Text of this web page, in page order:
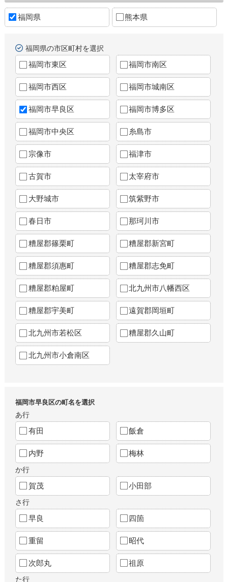
福岡県 熊本県
福岡県の市区町村を選択
福岡市東区 福岡市南区
福岡市西区 福岡市城南区
福岡市早良区 福岡市博多区
福岡市中央区 糸島市
宗像市 福津市
古賀市 太宰府市
大野城市 筑紫野市
春日市 那珂川市
糟屋郡篠栗町 糟屋郡新宮町
糟屋郡須惠町 糟屋郡志免町
糟屋郡粕屋町 北九州市八幡西区
糟屋郡宇美町 遠賀郡岡垣町
北九州市若松区 糟屋郡久山町
北九州市小倉南区
福岡市早良区の町名を選択
あ行
有田 飯倉
内野 梅林
か行
賀茂 小田部
さ行
早良 四箇
重留 昭代
次郎丸 祖原
た行